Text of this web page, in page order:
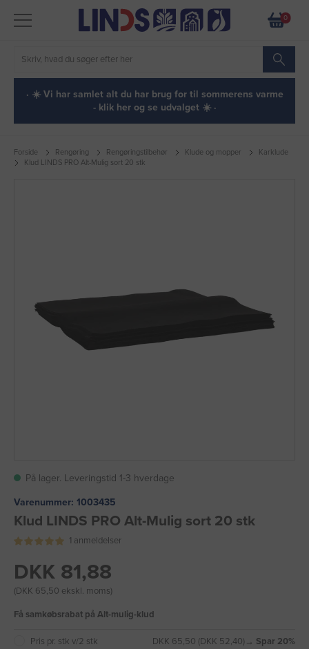
0
· ☀️ Vi har samlet alt du har brug for til sommerens varme
- klik her og se udvalget ☀️ ·
Forside Rengøring Rengøringstilbehør Klude og mopper
Karklude
Klud LINDS PRO Alt-Mulig sort 20 stk
På lager. Leveringstid 1-3 hverdage
Varenummer: 1003435
Klud LINDS PRO Alt-Mulig sort 20 stk
1 anmeldelser
DKK 81,88
(DKK 65,50 ekskl. moms)
Få samkøbsrabat på Alt-mulig-klud
Pris pr. stk v/2 stk DKK 65,50 (DKK 52,40) → Spar 20%